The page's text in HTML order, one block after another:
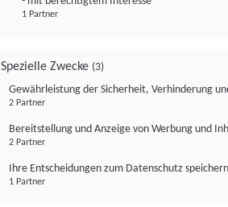
1 Partner
Spezielle Zwecke (3)
Gewährleistung der Sicherheit, Verhinderung
2 Partner
Bereitstellung und Anzeige von Werbung und
2 Partner
Ihre Entscheidungen zum Datenschutz
1 Partner